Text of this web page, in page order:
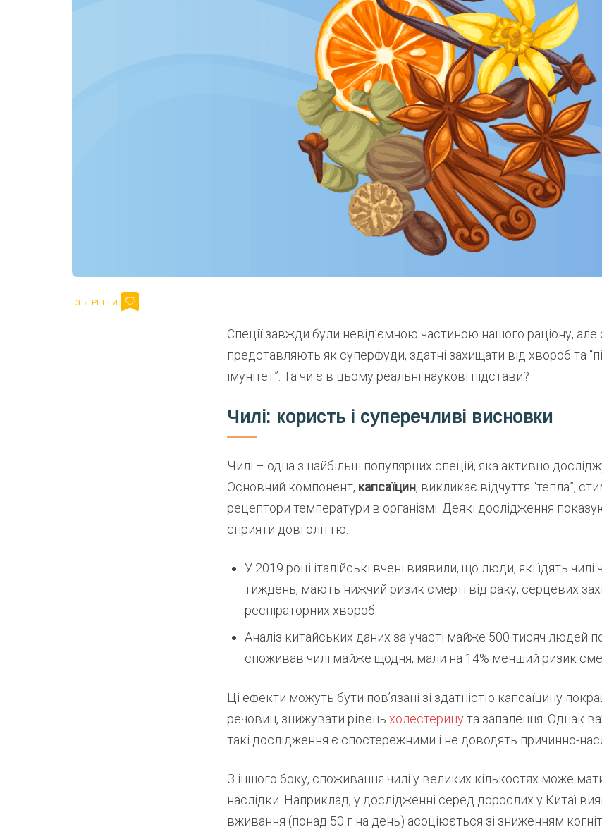
Спеції завжди були невід’ємною частиною нашого раціону, але
представляють як суперфуди, здатні захищати від хвороб та
імунітет”. Та чи є в цьому реальні наукові підстави?
Чилі: користь і суперечливі висновки
Чилі – одна з найбільш популярних спецій, яка активно
Основний компонент, капсаїцин, викликає відчуття “тепла”,
рецептори температури в організмі. Деякі дослідження
сприяти довголіттю:
У 2019 році італійські вчені виявили, що люди, які їдять чилі
тиждень, мають нижчий ризик смерті від раку, серцевих
респіраторних хвороб.
Аналіз китайських даних за участі майже 500 тисяч людей
споживав чилі майже щодня, мали на 14% менший ризик
Ці ефекти можуть бути пов’язані зі здатністю капсаїцину
речовин, знижувати рівень холестеринута запалення. Однак
такі дослідження є спостережними і не доводять причинно-
З іншого боку, споживання чилі у великих кількостях може
наслідки. Наприклад, у дослідженні серед дорослих у Китаї
вживання (понад 50 г на день) асоціюється зі зниженням